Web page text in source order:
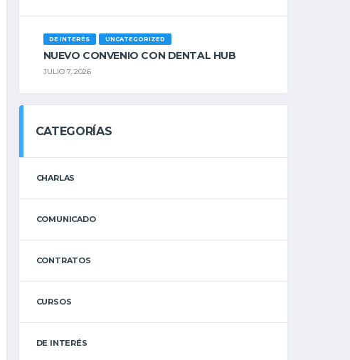
DE INTERÉS UNCATEGORIZED
NUEVO CONVENIO CON DENTAL HUB
JULIO 7, 2026
CATEGORÍAS
CHARLAS
COMUNICADO
CONTRATOS
CURSOS
DE INTERÉS